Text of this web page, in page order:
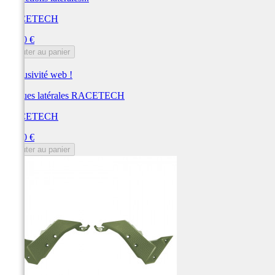
RACETECH
77,40 €
Ajouter au panier
Exclusivité web !
Plaques latérales RACETECH
RACETECH
77,40 €
Ajouter au panier